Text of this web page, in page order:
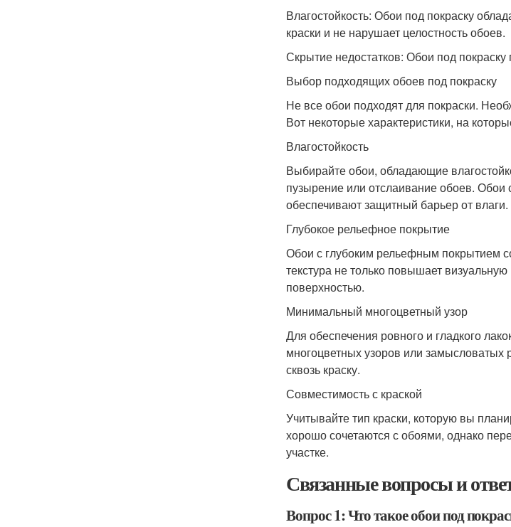
Влагостойкость: Обои под покраску
краски и не нарушает целостность обоев.
Скрытие недостатков: Обои под покраску
Выбор подходящих обоев под покраску
Не все обои подходят для покраски.
Вот некоторые характеристики, на
Влагостойкость
Выбирайте обои, обладающие
пузырение или отслаивание обоев.
обеспечивают защитный барьер от влаги.
Глубокое рельефное покрытие
Обои с глубоким рельефным покрытием
текстура не только повышает
поверхностью.
Минимальный многоцветный узор
Для обеспечения ровного и гладкого
многоцветных узоров или замысловатых
сквозь краску.
Совместимость с краской
Учитывайте тип краски, которую вы
хорошо сочетаются с обоями, однако
участке.
Связанные вопросы и
Вопрос 1: Что такое обои под